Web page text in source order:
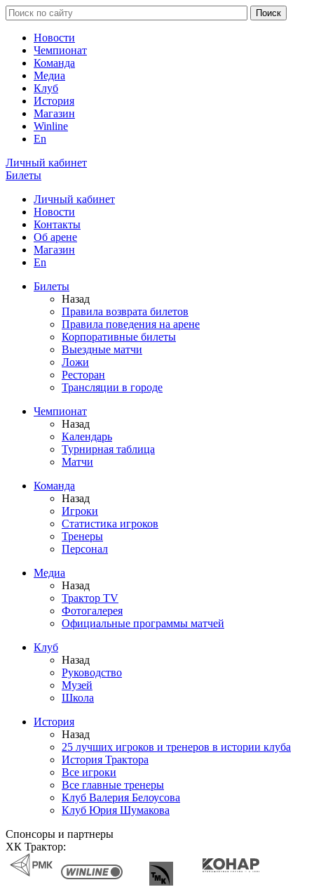
Новости
Чемпионат
Команда
Медиа
Клуб
История
Магазин
Winline
En
Личный кабинет
Билеты
Личный кабинет
Новости
Контакты
Об арене
Магазин
En
Билеты
Назад
Правила возврата билетов
Правила поведения на арене
Корпоративные билеты
Выездные матчи
Ложи
Ресторан
Трансляции в городе
Чемпионат
Назад
Календарь
Турнирная таблица
Матчи
Команда
Назад
Игроки
Статистика игроков
Тренеры
Персонал
Медиа
Назад
Трактор TV
Фотогалерея
Официальные программы матчей
Клуб
Назад
Руководство
Музей
Школа
История
Назад
25 лучших игроков и тренеров в истории клуба
История Трактора
Все игроки
Все главные тренеры
Клуб Валерия Белоусова
Клуб Юрия Шумакова
Спонсоры и партнеры
ХК Трактор: